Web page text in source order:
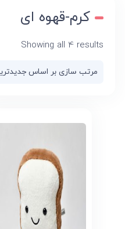
کرم-قهوه ای
Showing all 4 results
latest